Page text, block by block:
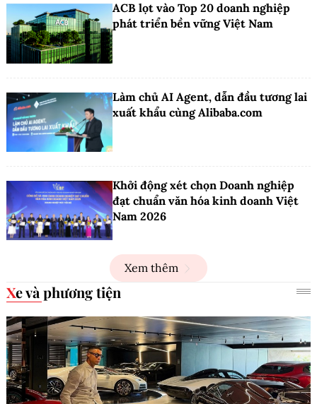
ACB lọt vào Top 20 doanh nghiệp
phát triển bền vững Việt Nam
Làm chủ AI Agent, dẫn đầu tương lai
xuất khẩu cùng Alibaba.com
Khởi động xét chọn Doanh nghiệp
đạt chuẩn văn hóa kinh doanh Việt
Nam 2026
Xem thêm
Xe và phương tiện